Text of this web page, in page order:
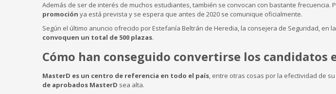
Además de ser de interés de muchos estudiantes, también se convocan con bastante frecuencia.
promoción ya está prevista y se espera que antes de 2020 se comunique oficialmente.
Según el último anuncio ofrecido por Estefanía Beltrán de Heredia, la consejera de Seguridad, en
convoquen un total de 500 plazas.
Cómo han conseguido convertirse los candidatos
MasterD es un centro de referencia en todo el país, entre otras cosas por la efectividad de
de aprobados MasterD sea alta.